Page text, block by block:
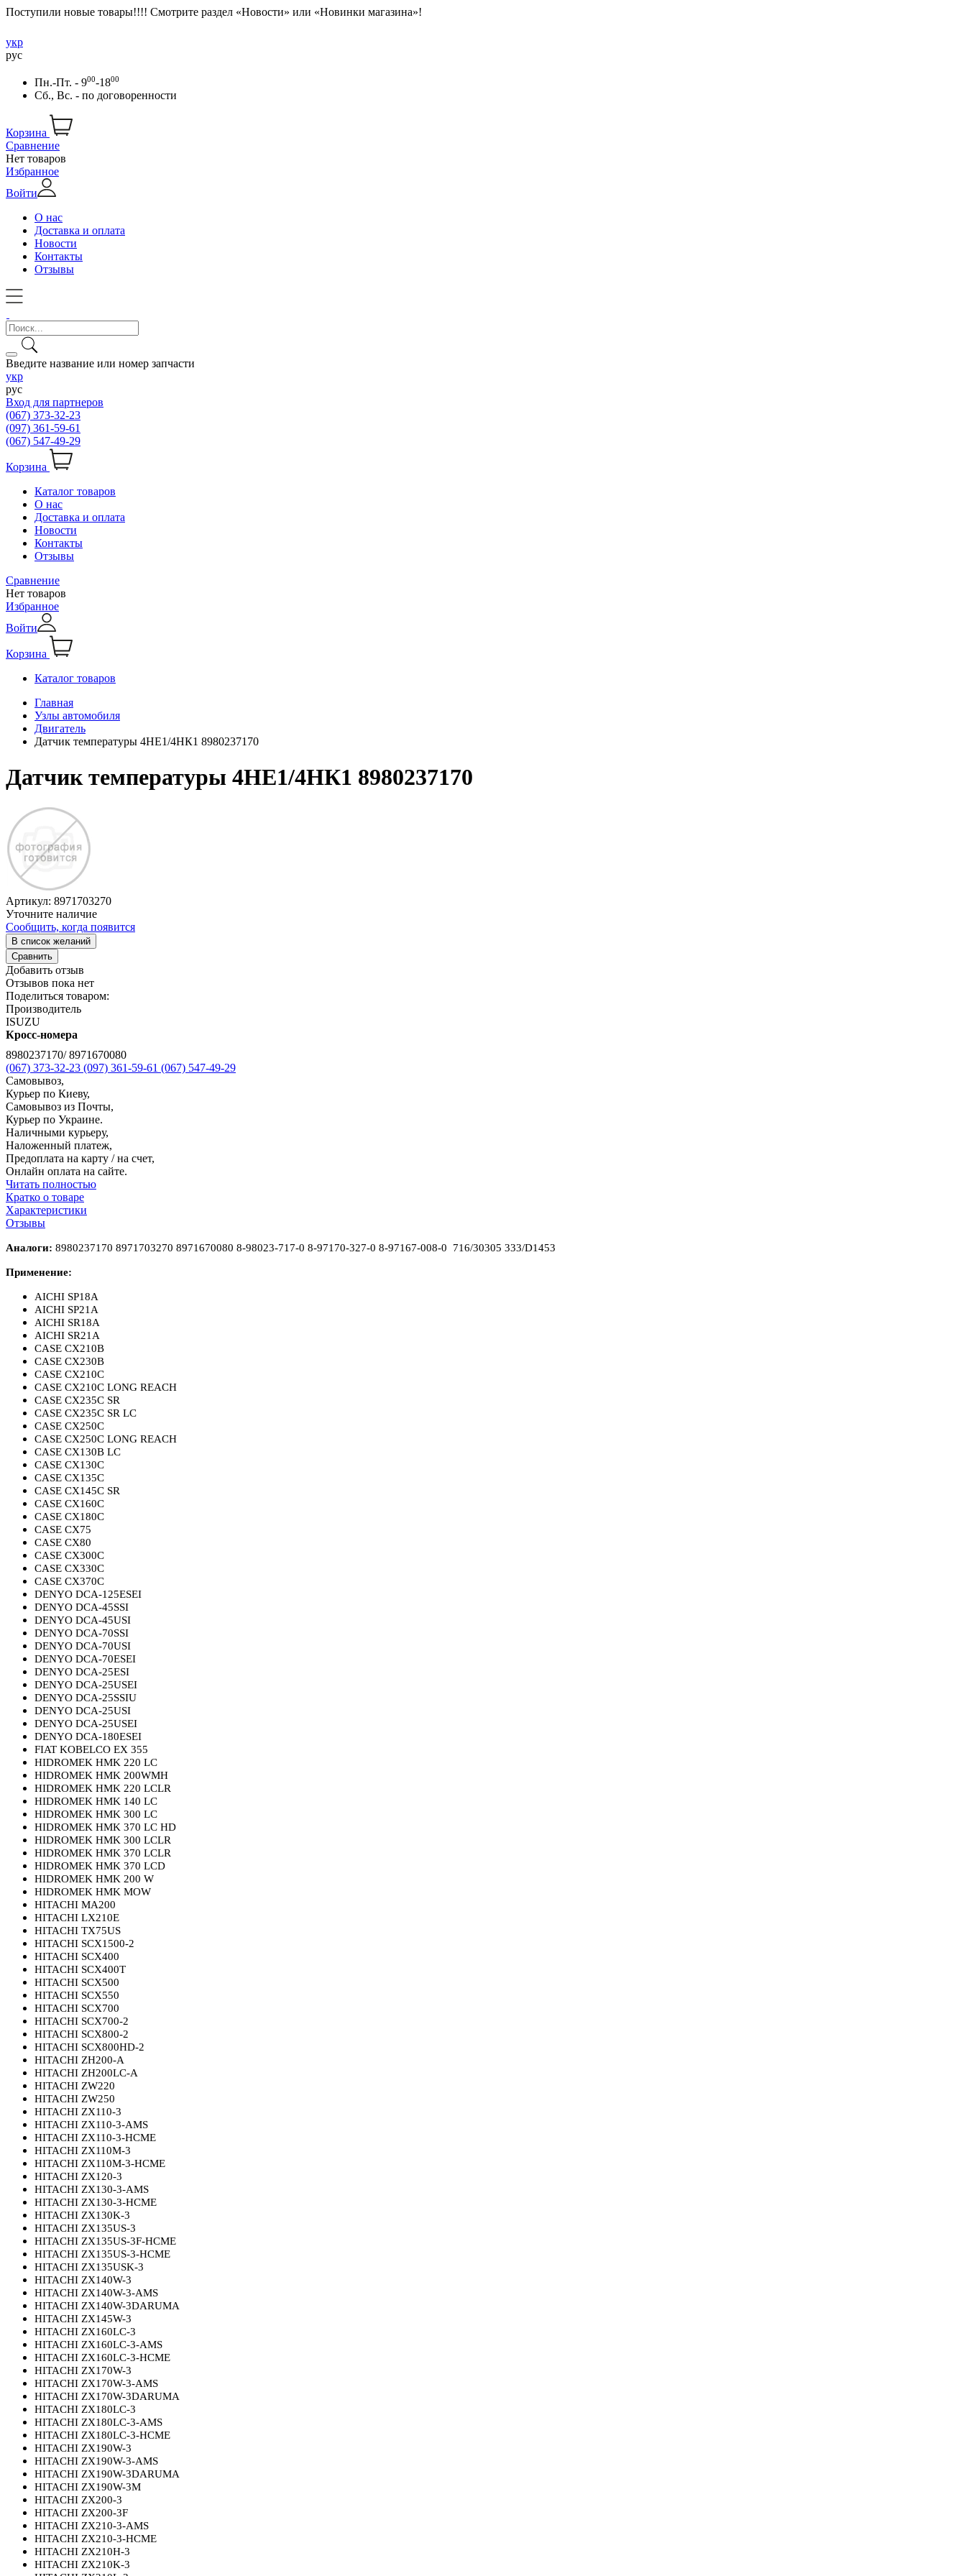
Поступили новые товары!!!! Смотрите раздел «Новости» или «Новинки магазина»!
укр
рус
Пн.-Пт. - 900-1800
Сб., Вс. - по договоренности
Корзина
Сравнение
Нет товаров
Избранное
Войти
О нас
Доставка и оплата
Новости
Контакты
Отзывы
Введите название или номер запчасти
укр
рус
Вход для партнеров
(067) 373-32-23
(097) 361-59-61
(067) 547-49-29
Корзина
Каталог товаров
О нас
Доставка и оплата
Новости
Контакты
Отзывы
Сравнение
Нет товаров
Избранное
Войти
Корзина
Каталог товаров
Главная
Узлы автомобиля
Двигатель
Датчик температуры 4НЕ1/4НК1 8980237170
Датчик температуры 4НЕ1/4НК1 8980237170
Артикул: 8971703270
Уточните наличие
Сообщить, когда появится
В список желаний
Сравнить
Добавить отзыв
Отзывов пока нет
Поделиться товаром:
Производитель
ISUZU
Кросс-номера
8980237170/ 8971670080
(067) 373-32-23 (097) 361-59-61 (067) 547-49-29
Самовывоз,
Курьер по Киеву,
Самовывоз из Почты,
Курьер по Украине.
Наличными курьеру,
Наложенный платеж,
Предоплата на карту / на счет,
Онлайн оплата на сайте.
Читать полностью
Кратко о товаре
Характеристики
Отзывы
Аналоги: 8980237170 8971703270 8971670080 8-98023-717-0 8-97170-327-0 8-97167-008-0 716/30305 333/D1453
Применение:
AICHI SP18A
AICHI SP21A
AICHI SR18A
AICHI SR21A
CASE CX210B
CASE CX230B
CASE CX210C
CASE CX210C LONG REACH
CASE CX235C SR
CASE CX235C SR LC
CASE CX250C
CASE CX250C LONG REACH
CASE CX130B LC
CASE CX130C
CASE CX135C
CASE CX145C SR
CASE CX160C
CASE CX180C
CASE CX75
CASE CX80
CASE CX300C
CASE CX330C
CASE CX370C
DENYO DCA-125ESEI
DENYO DCA-45SSI
DENYO DCA-45USI
DENYO DCA-70SSI
DENYO DCA-70USI
DENYO DCA-70ESEI
DENYO DCA-25ESI
DENYO DCA-25USEI
DENYO DCA-25SSIU
DENYO DCA-25USI
DENYO DCA-25USEI
DENYO DCA-180ESEI
FIAT KOBELCO EX 355
HIDROMEK HMK 220 LC
HIDROMEK HMK 200WMH
HIDROMEK HMK 220 LCLR
HIDROMEK HMK 140 LC
HIDROMEK HMK 300 LC
HIDROMEK HMK 370 LC HD
HIDROMEK HMK 300 LCLR
HIDROMEK HMK 370 LCLR
HIDROMEK HMK 370 LCD
HIDROMEK HMK 200 W
HIDROMEK HMK MOW
HITACHI MA200
HITACHI LX210E
HITACHI TX75US
HITACHI SCX1500-2
HITACHI SCX400
HITACHI SCX400T
HITACHI SCX500
HITACHI SCX550
HITACHI SCX700
HITACHI SCX700-2
HITACHI SCX800-2
HITACHI SCX800HD-2
HITACHI ZH200-A
HITACHI ZH200LC-A
HITACHI ZW220
HITACHI ZW250
HITACHI ZX110-3
HITACHI ZX110-3-AMS
HITACHI ZX110-3-HCME
HITACHI ZX110M-3
HITACHI ZX110M-3-HCME
HITACHI ZX120-3
HITACHI ZX130-3-AMS
HITACHI ZX130-3-HCME
HITACHI ZX130K-3
HITACHI ZX135US-3
HITACHI ZX135US-3F-HCME
HITACHI ZX135US-3-HCME
HITACHI ZX135USK-3
HITACHI ZX140W-3
HITACHI ZX140W-3-AMS
HITACHI ZX140W-3DARUMA
HITACHI ZX145W-3
HITACHI ZX160LC-3
HITACHI ZX160LC-3-AMS
HITACHI ZX160LC-3-HCME
HITACHI ZX170W-3
HITACHI ZX170W-3-AMS
HITACHI ZX170W-3DARUMA
HITACHI ZX180LC-3
HITACHI ZX180LC-3-AMS
HITACHI ZX180LC-3-HCME
HITACHI ZX190W-3
HITACHI ZX190W-3-AMS
HITACHI ZX190W-3DARUMA
HITACHI ZX190W-3M
HITACHI ZX200-3
HITACHI ZX200-3F
HITACHI ZX210-3-AMS
HITACHI ZX210-3-HCME
HITACHI ZX210H-3
HITACHI ZX210K-3